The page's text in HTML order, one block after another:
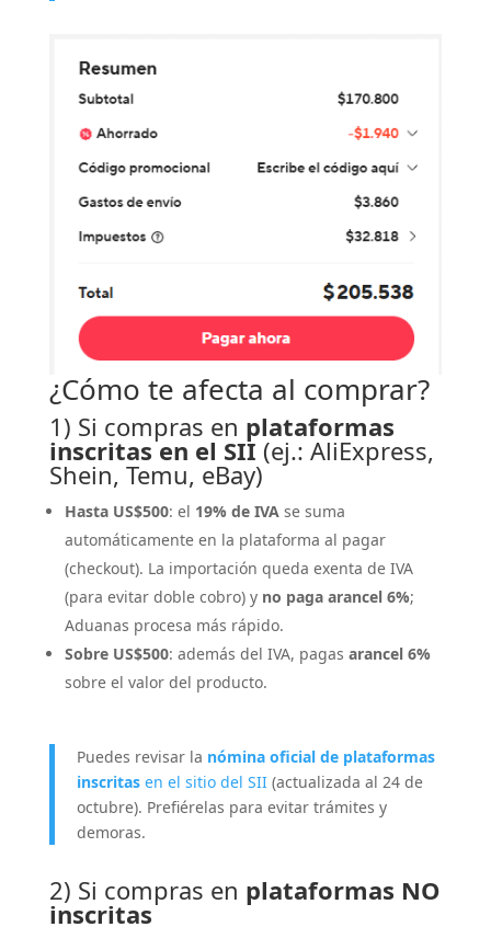
¿Cómo te afecta al comprar?
1) Si compras en plataformas
inscritas en el SII (ej.: AliExpress,
Shein, Temu, eBay)
Hasta US$500: el 19% de IVAse suma
automáticamente en la plataforma al pagar
(checkout). La importación queda exenta de IVA
(para evitar doble cobro) y no paga arancel 6%;
Aduanas procesa más rápido.
Sobre US$500: además del IVA, pagas arancel 6%
sobre el valor del producto.
Puedes revisar la nómina oficial de plataformas
inscritasen el sitio del SII (actualizada al 24 de
octubre). Prefiérelas para evitar trámites y
demoras.
2) Si compras en plataformas NO
inscritas